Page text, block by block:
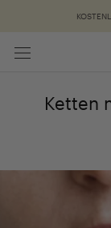
Ketten